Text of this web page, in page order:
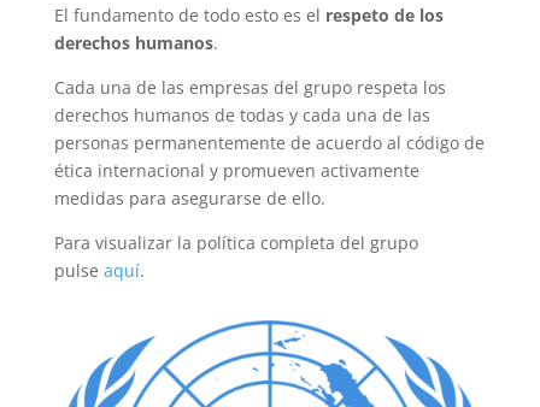
El fundamento de todo esto es el respeto de los
derechos humanos.
Cada una de las empresas del grupo respeta los
derechos humanos de todas y cada una de las
personas permanentemente de acuerdo al código de
ética internacional y promueven activamente
medidas para asegurarse de ello.
Para visualizar la política completa del grupo
pulse aquí.